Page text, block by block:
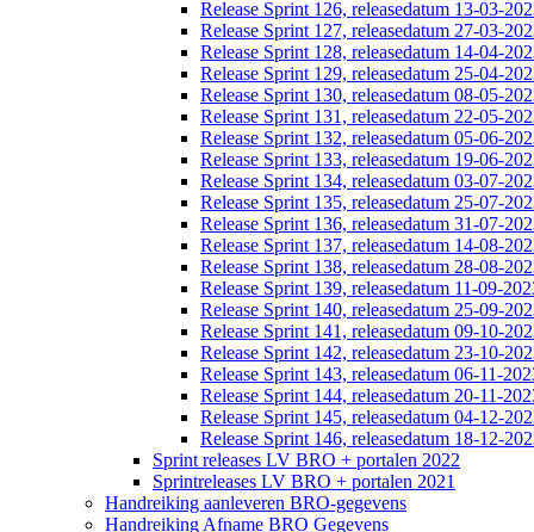
Release Sprint 126, releasedatum 13-03-
Release Sprint 127, releasedatum 27-03-
Release Sprint 128, releasedatum 14-04-
Release Sprint 129, releasedatum 25-04-
Release Sprint 130, releasedatum 08-05-
Release Sprint 131, releasedatum 22-05-
Release Sprint 132, releasedatum 05-06-
Release Sprint 133, releasedatum 19-06-
Release Sprint 134, releasedatum 03-07-
Release Sprint 135, releasedatum 25-07-
Release Sprint 136, releasedatum 31-07-
Release Sprint 137, releasedatum 14-08-
Release Sprint 138, releasedatum 28-08-
Release Sprint 139, releasedatum 11-09-
Release Sprint 140, releasedatum 25-09-
Release Sprint 141, releasedatum 09-10-
Release Sprint 142, releasedatum 23-10-
Release Sprint 143, releasedatum 06-11-
Release Sprint 144, releasedatum 20-11-
Release Sprint 145, releasedatum 04-12-
Release Sprint 146, releasedatum 18-12-
Sprint releases LV BRO + portalen 2022
Sprintreleases LV BRO + portalen 2021
Handreiking aanleveren BRO-gegevens
Handreiking Afname BRO Gegevens